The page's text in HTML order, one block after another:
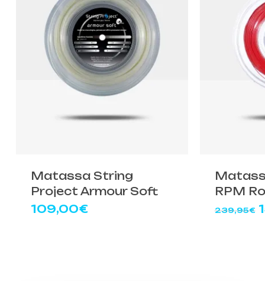
Matassa String
Project Armour Soft
109,00€
RPM
239,95€ Il